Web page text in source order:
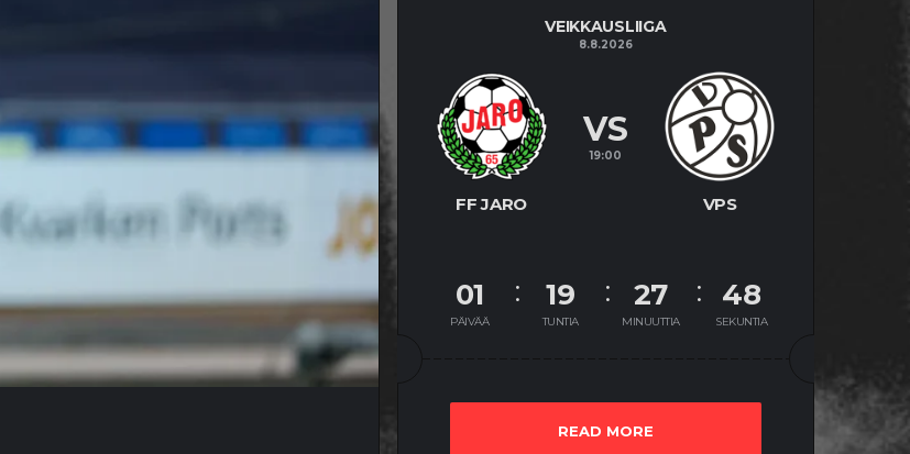
VEIKKAUSLIIGA
8.8.2026
FF JARO VPS
VS
19:00
01
PÄIVÄÄ
19
TUNTIA
27
MINUUTTIA
47
SEKUNTIA
READ MORE